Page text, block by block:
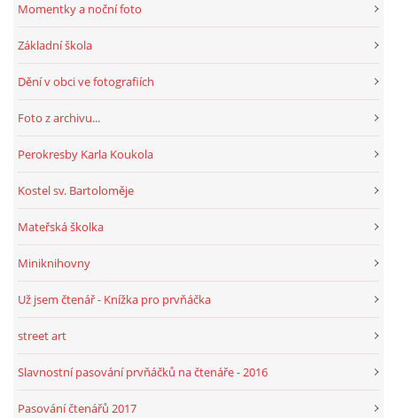
Momentky a noční foto
Základní škola
Dění v obci ve fotografiích
Foto z archivu...
Perokresby Karla Koukola
Kostel sv. Bartoloměje
Mateřská školka
Miniknihovny
Už jsem čtenář - Knížka pro prvňáčka
street art
Slavnostní pasování prvňáčků na čtenáře - 2016
Pasování čtenářů 2017